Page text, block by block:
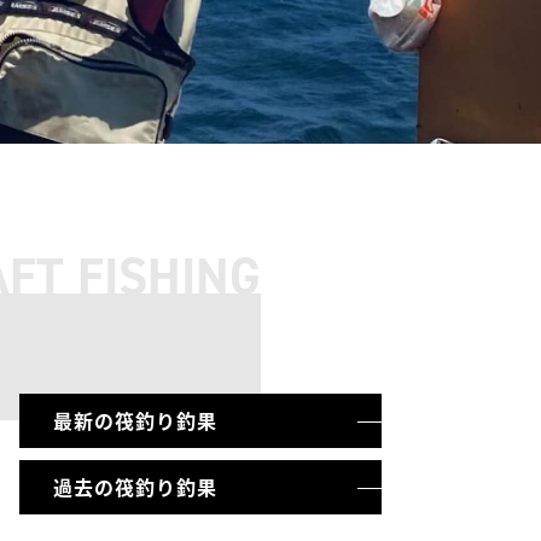
FISHING
最新の筏釣り釣果
過去の筏釣り釣果